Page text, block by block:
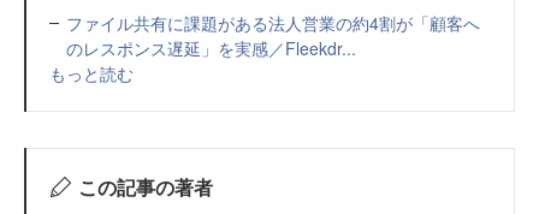
ファイル共有に課題がある法人営業の約4割が「顧客へ
のレスポンス遅延」を実感／Fleekdr...
もっと読む
この記事の著者